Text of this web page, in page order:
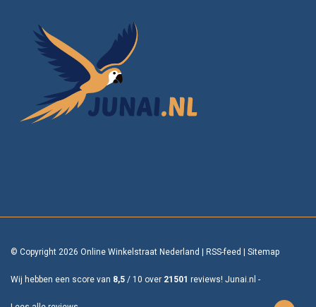
© Copyright 2026 Online Winkelstraat Nederland RSS-feed Sitemap
Wij hebben een score van 8,5 / 10 over 21501 reviews! Junai.nl -